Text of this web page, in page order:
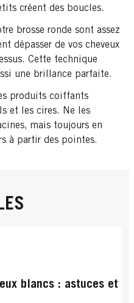
créent des boucles.
brosse ronde sont assez
dépasser de vos cheveux
Cette technique
une brillance parfaite.
produits coiffants
et les cires. Ne les
mais toujours en
à partir des pointes.
blancs : astuces et